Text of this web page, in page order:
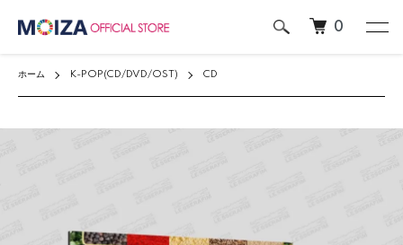
0
ホーム K-POP(CD/DVD/OST) CD